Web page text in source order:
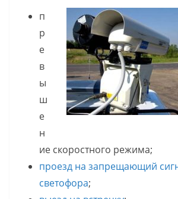
п
р
е
в
ы
ш
е
н
ие скоростного режима;
проезд на запрещающий
светофора;